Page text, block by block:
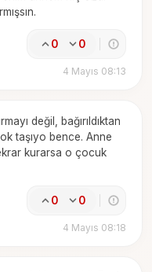
0 0
4 Mayıs 08:13
değil, bağırıldıktan
taşıyo bence. Anne
kurarsa o çocuk
0 0
4 Mayıs 08:18